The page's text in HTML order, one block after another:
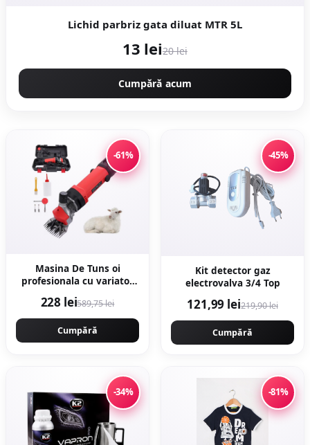
Lichid parbriz gata diluat MTR 5L
13 lei20 lei
Cumpără acum
-61%
Masina De Tuns oi
profesionala cu variator
2400rpm, accesorii
incluse, carbuni rezerva,
NAKAMOTO 1000 JAPAN
228 lei589,75 lei
Cumpără
-45%
Kit detector gaz
electrovalva 3/4 Top
121,99 lei219,90 lei
Cumpără
-34% -81%